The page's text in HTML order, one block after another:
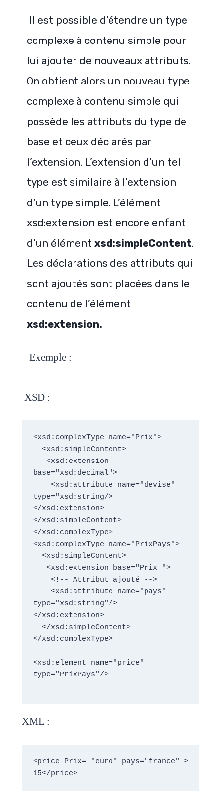
Il est possible d’étendre un type
complexe à contenu simple pour
lui ajouter de nouveaux attributs.
On obtient alors un nouveau type
complexe à contenu simple qui
possède les attributs du type de
base et ceux déclarés par
l’extension. L’extension d’un tel
type est similaire à l’extension
d’un type simple. L’élément
xsd:extension est encore enfant
d’un élément xsd:simpleContent.
Les déclarations des attributs qui
sont ajoutés sont placées dans le
contenu de l’élément
xsd:extension.
Exemple :
XSD :
<xsd:complexType name="Prix">
base="xsd:decimal">
type="xsd:string/>
</xsd:extension>
</xsd:simpleContent>
</xsd:complexType>
<xsd:complexType name="PrixPays">
type="xsd:string"/>
</xsd:extension>
</xsd:complexType>
<xsd:element name="price"
type="PrixPays"/>
XML :
<price Prix= "euro" pays="france" >
15</price>